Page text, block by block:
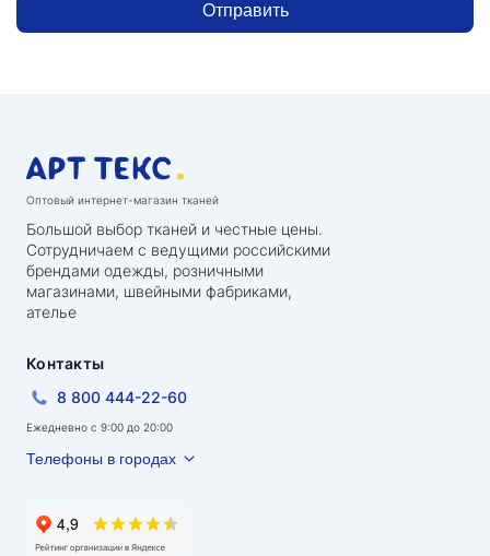
Отправить
Оптовый интернет-магазин тканей
Большой выбор тканей и честные цены.
Сотрудничаем с ведущими российскими
брендами одежды, розничными
магазинами, швейными фабриками,
ателье
Контакты
8 800 444-22-60
Ежедневно с 9:00 до 20:00
Телефоны в городах